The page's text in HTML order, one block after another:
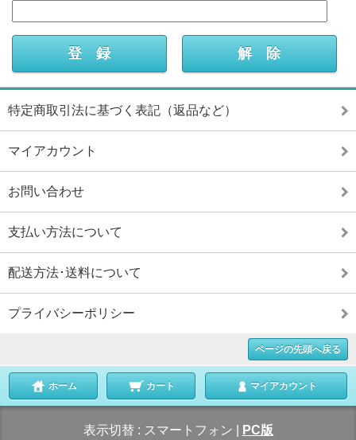
特定商取引法に基づく表記（返品など）
マイアカウント
お問い合わせ
支払い方法について
配送方法･送料について
プライバシーポリシー
ページの先頭へ戻る
ホーム カート マイアカウント
表示切替 : スマートフォン PC版